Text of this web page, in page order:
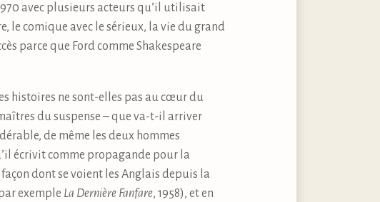
avec plusieurs acteurs qu’il utilisait
le comique avec le sérieux, la vie du grand
parce que Ford comme Shakespeare
histoires ne sont-elles pas au cœur du
du suspense – que va-t-il arriver
de même les deux hommes
écrivit comme propagande pour la
dont se voient les Anglais depuis la
exemple La Dernière Fanfare, 1958), et en